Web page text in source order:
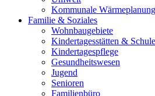
Kommunale Wärmeplanung
Familie & Soziales
Wohnbaugebiete
Kindertagesstätten &
Kindertagespflege
Gesundheitswesen
Jugend
Senioren
Familienbüro